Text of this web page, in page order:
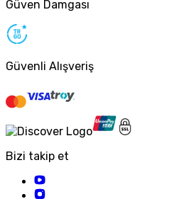
Güven Damgası
Güvenli Alışveriş
Bizi takip et